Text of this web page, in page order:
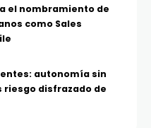
el nombramiento de
como Sales
autonomía sin
disfrazado de